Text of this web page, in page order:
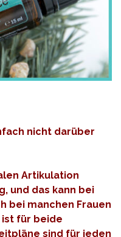
nicht darüber
Artikulation
und das kann bei
bei manchen Frauen
ist für beide
sind für jeden